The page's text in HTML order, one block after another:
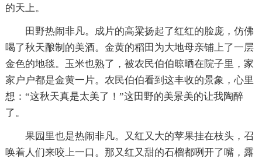
的天上。
田野热闹非凡。成片的高粱扬起了红红的脸庞，仿佛
喝了秋天酿制的美酒。金黄的稻田为大地母亲铺上了一层
金色的地毯。玉米也熟了，被农民伯伯晾晒在院子里，家
家户户都是金黄一片。农民伯伯看到这丰收的景象，心里
想：“这秋天真是太美了！”这田野的美景美的让我陶醉
了。
果园里也是热闹非凡。又红又大的苹果挂在枝头，召
唤着人们来咬上一口。那又红又甜的石榴都咧开了嘴，露